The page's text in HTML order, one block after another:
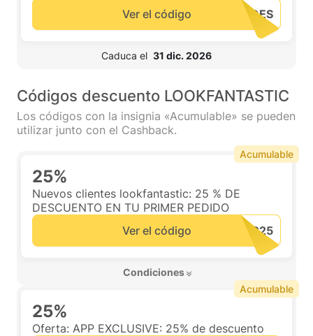
Ver el código
Caduca el 31 dic. 2026
Códigos descuento LOOKFANTASTIC
Los códigos con la insignia «Acumulable» se pueden
utilizar junto con el Cashback.
25%
Nuevos clientes lookfantastic: 25 % DE
DESCUENTO EN TU PRIMER PEDIDO
Ver el código
Condiciones
Acumulable
25%
Oferta: APP EXCLUSIVE: 25% de descuento
Acumulable